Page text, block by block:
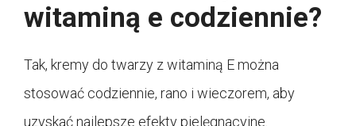
witaminą e codziennie?
Tak, kremy do twarzy z witaminą E można
stosować codziennie, rano i wieczorem, aby
uzyskać najlepsze efekty pielęgnacyjne.